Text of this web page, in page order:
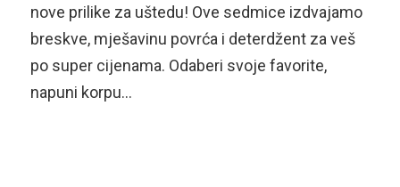
nove prilike za uštedu! Ove sedmice izdvajamo
breskve, mješavinu povrća i deterdžent za veš
po super cijenama. Odaberi svoje favorite,
napuni korpu…